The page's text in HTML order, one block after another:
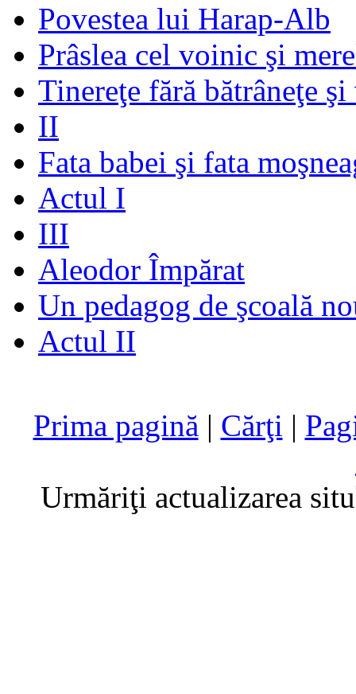
Povestea lui Harap-Alb
Prâslea cel voinic şi
Tinereţe fără bătrâneţe
II
Fata babei şi fata
Actul I
III
Aleodor Împărat
Un pedagog de şcoală
Actul II
Prima pagină | Cărţi |
Urmăriţi actualizarea